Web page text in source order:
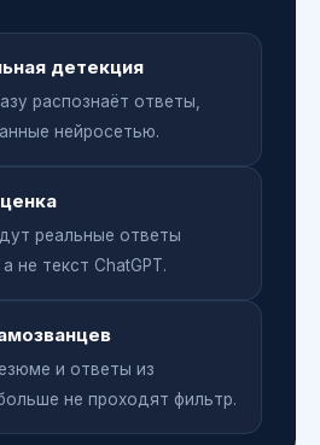
детекция
распознаёт ответы,
нейросетью.
реальные ответы
не текст ChatGPT.
и ответы из
не проходят фильтр.